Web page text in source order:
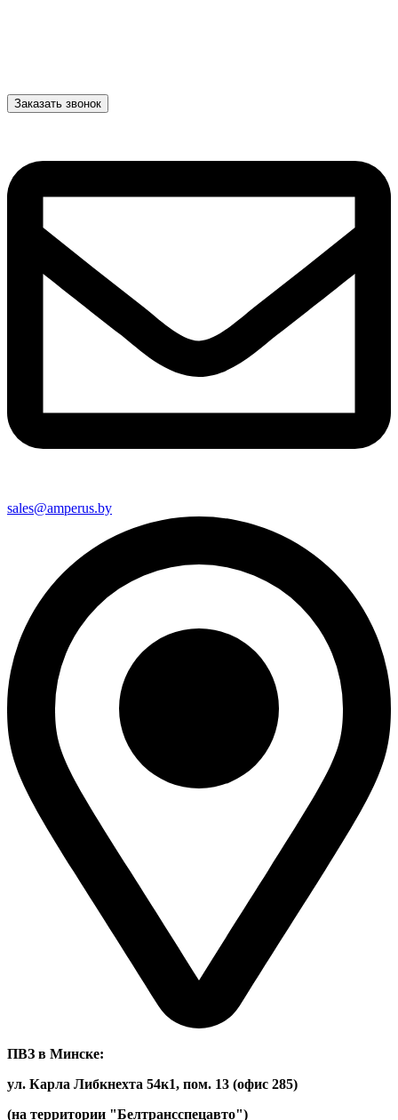
Заказать звонок
sales@amperus.by
ПВЗ в Минске:
ул. Карла Либкнехта 54к1, пом. 13 (офис 285)
(на территории "Белтрансспецавто")